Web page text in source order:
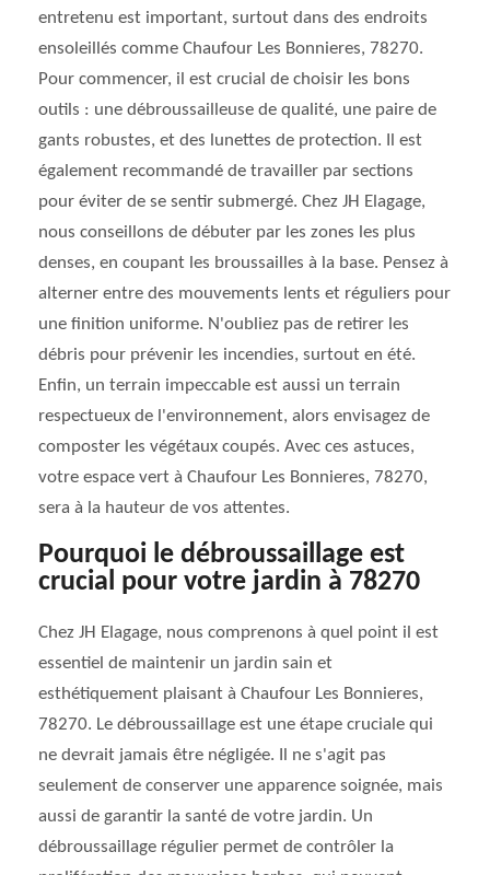
entretenu est important, surtout dans des endroits
ensoleillés comme Chaufour Les Bonnieres, 78270.
Pour commencer, il est crucial de choisir les bons
outils : une débroussailleuse de qualité, une paire de
gants robustes, et des lunettes de protection. Il est
également recommandé de travailler par sections
pour éviter de se sentir submergé. Chez JH Elagage,
nous conseillons de débuter par les zones les plus
denses, en coupant les broussailles à la base. Pensez à
alterner entre des mouvements lents et réguliers pour
une finition uniforme. N'oubliez pas de retirer les
débris pour prévenir les incendies, surtout en été.
Enfin, un terrain impeccable est aussi un terrain
respectueux de l'environnement, alors envisagez de
composter les végétaux coupés. Avec ces astuces,
votre espace vert à Chaufour Les Bonnieres, 78270,
sera à la hauteur de vos attentes.
Pourquoi le débroussaillage est
crucial pour votre jardin à 78270
Chez JH Elagage, nous comprenons à quel point il est
essentiel de maintenir un jardin sain et
esthétiquement plaisant à Chaufour Les Bonnieres,
78270. Le débroussaillage est une étape cruciale qui
ne devrait jamais être négligée. Il ne s'agit pas
seulement de conserver une apparence soignée, mais
aussi de garantir la santé de votre jardin. Un
débroussaillage régulier permet de contrôler la